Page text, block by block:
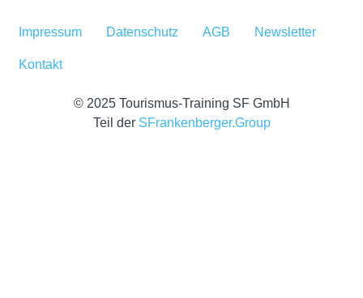
Impressum Datenschutz AGB Newsletter
Kontakt
© 2025 Tourismus-Training SF GmbH
Teil der SFrankenberger.Group